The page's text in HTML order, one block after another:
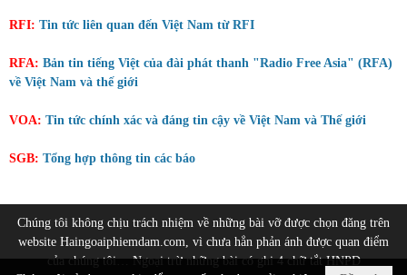
RFI: Tin tức liên quan đến Việt Nam từ RFI
RFA: Bản tin tiếng Việt của đài phát thanh "Radio Free Asia" (RFA)
về Việt Nam và thế giới
VOA: Tin tức chính xác và đáng tin cậy về Việt Nam và Thế giới
SGB: Tổng hợp thông tin các báo
Chúng tôi không chịu trách nhiệm về những bài vỡ được chọn đăng trên
website Haingoaiphiemdam.com, vì chưa hẳn phản ánh được quan điểm
của chúng tôi… Ngoại trừ những bài có ghi 4 chữ tắt HNPD